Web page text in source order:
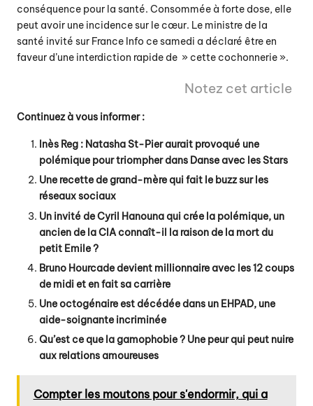
conséquence pour la santé. Consommée à forte dose, elle
peut avoir une incidence sur le cœur. Le ministre de la
santé invité sur France Info ce samedi a déclaré être en
faveur d’une interdiction rapide de » cette cochonnerie ».
Notez cet article
Continuez à vous informer :
Inès Reg : Natasha St-Pier aurait provoqué une
polémique pour triompher dans Danse avec les Stars
Une recette de grand-mère qui fait le buzz sur les
réseaux sociaux
Un invité de Cyril Hanouna qui crée la polémique, un
ancien de la CIA connaît-il la raison de la mort du
petit Emile ?
Bruno Hourcade devient millionnaire avec les 12 coups
de midi et en fait sa carrière
Une octogénaire est décédée dans un EHPAD, une
aide-soignante incriminée
Qu’est ce que la gamophobie ? Une peur qui peut nuire
aux relations amoureuses
Compter les moutons pour s'endormir, qui a